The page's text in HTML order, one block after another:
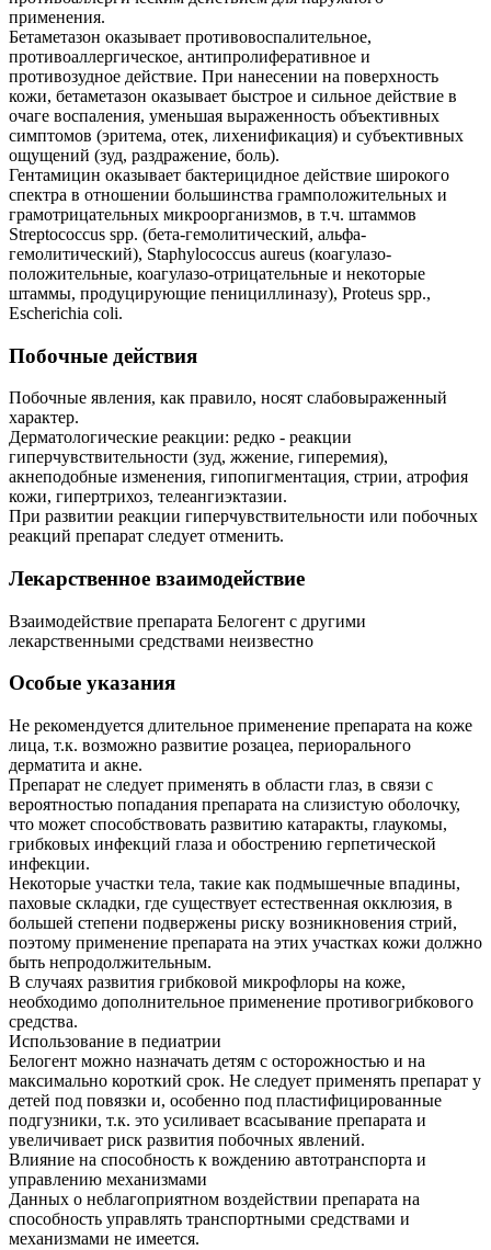
применения.
Бетаметазон оказывает противовоспалительное,
противоаллергическое, антипролиферативное и
противозудное действие. При нанесении на поверхность
кожи, бетаметазон оказывает быстрое и сильное действие в
очаге воспаления, уменьшая выраженность объективных
симптомов (эритема, отек, лихенификация) и субъективных
ощущений (зуд, раздражение, боль).
Гентамицин оказывает бактерицидное действие широкого
спектра в отношении большинства грамположительных и
грамотрицательных микроорганизмов, в т.ч. штаммов
Streptococcus spp. (бета-гемолитический, альфа-
гемолитический), Staphylococcus aureus (коагулазо-
положительные, коагулазо-отрицательные и некоторые
штаммы, продуцирующие пенициллиназу), Proteus spp.,
Escherichia coli.
Побочные действия
Побочные явления, как правило, носят слабовыраженный
характер.
Дерматологические реакции: редко - реакции
гиперчувствительности (зуд, жжение, гиперемия),
акнеподобные изменения, гипопигментация, стрии, атрофия
кожи, гипертрихоз, телеангиэктазии.
При развитии реакции гиперчувствительности или побочных
реакций препарат следует отменить.
Лекарственное взаимодействие
Взаимодействие препарата Белогент с другими
лекарственными средствами неизвестно
Особые указания
Не рекомендуется длительное применение препарата на коже
лица, т.к. возможно развитие розацеа, периорального
дерматита и акне.
Препарат не следует применять в области глаз, в связи с
вероятностью попадания препарата на слизистую оболочку,
что может способствовать развитию катаракты, глаукомы,
грибковых инфекций глаза и обострению герпетической
инфекции.
Некоторые участки тела, такие как подмышечные впадины,
паховые складки, где существует естественная окклюзия, в
большей степени подвержены риску возникновения стрий,
поэтому применение препарата на этих участках кожи должно
быть непродолжительным.
В случаях развития грибковой микрофлоры на коже,
необходимо дополнительное применение противогрибкового
средства.
Использование в педиатрии
Белогент можно назначать детям с осторожностью и на
максимально короткий срок. Не следует применять препарат у
детей под повязки и, особенно под пластифицированные
подгузники, т.к. это усиливает всасывание препарата и
увеличивает риск развития побочных явлений.
Влияние на способность к вождению автотранспорта и
управлению механизмами
Данных о неблагоприятном воздействии препарата на
способность управлять транспортными средствами и
механизмами не имеется.